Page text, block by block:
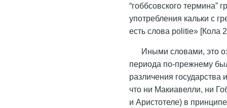
“гоббсовского термина”
употребления кальки с
есть слова politie» [Кола
Иными словами, это
периода по-прежнему
различения государства
что ни Макиавелли, ни
и Аристотеле) в